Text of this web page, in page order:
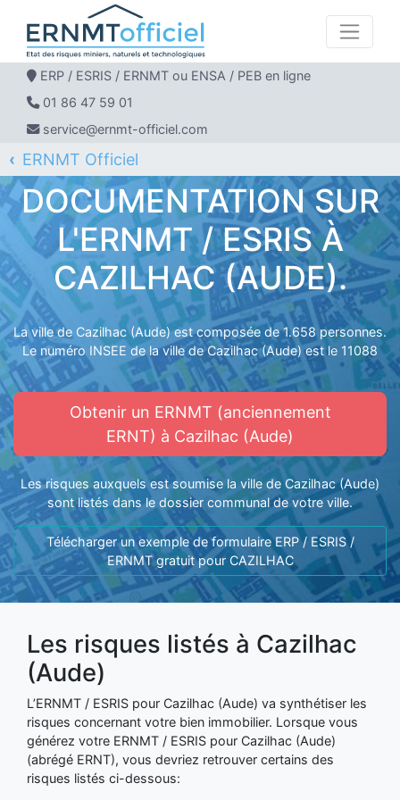
ERP / ESRIS / ERNMT ou ENSA / PEB en ligne
01 86 47 59 01
service@ernmt-officiel.com
ERNMT Officiel
ERP / ESRIS / ERNMT pour CAZILHAC
DOCUMENTATION SUR
L'ERNMT / ESRIS À
CAZILHAC (AUDE).
La ville de Cazilhac (Aude) est composée de 1.658 personnes.
Le numéro INSEE de la ville de Cazilhac (Aude) est le 11088
Obtenir un ERNMT (anciennement
ERNT) à Cazilhac (Aude)
Les risques auxquels est soumise la ville de Cazilhac (Aude)
sont listés dans le dossier communal de votre ville.
Télécharger un exemple de formulaire ERP / ESRIS /
ERNMT gratuit pour CAZILHAC
Les risques listés à Cazilhac
(Aude)
L’ERNMT / ESRIS pour Cazilhac (Aude) va synthétiser les
risques concernant votre bien immobilier. Lorsque vous
générez votre ERNMT / ESRIS pour Cazilhac (Aude)
(abrégé ERNT), vous devriez retrouver certains des
risques listés ci-dessous: